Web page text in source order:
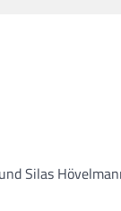
Silas